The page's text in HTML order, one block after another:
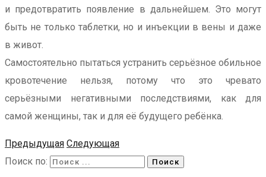
и предотвратить появление в дальнейшем. Это могут
быть не только таблетки, но и инъекции в вены и даже
в живот.
Самостоятельно пытаться устранить серьёзное обильное
кровотечение нельзя, потому что это чревато
серьёзными негативными последствиями, как для
самой женщины, так и для её будущего ребёнка.
Предыдущая Следующая
Поиск по: